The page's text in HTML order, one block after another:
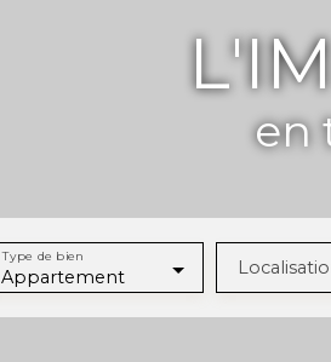
en
Appartement
Type de bien